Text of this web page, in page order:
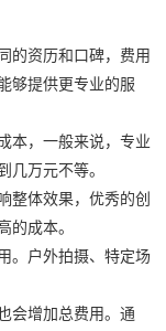
的资历和口碑，费用
够提供更专业的服
本，一般来说，专业
几万元不等。
整体效果，优秀的创
的成本。
。户外拍摄、特定场
会增加总费用。通